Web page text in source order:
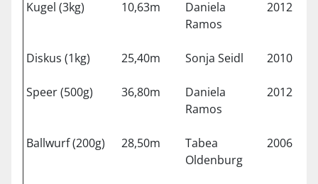
Kugel (3kg) 10,63m
Daniela
Ramos
2012
Diskus (1kg) 25,40m Sonja Seidl 2010
Speer (500g) 36,80m
Daniela
Ramos
2012
Ballwurf (200g) 28,50m
Tabea
Oldenburg
2006